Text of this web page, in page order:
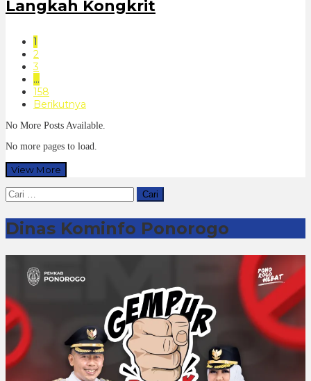
Langkah Kongkrit
1
2
3
…
158
Berikutnya
No More Posts Available.
No more pages to load.
View More
Cari
untuk:
Dinas Kominfo Ponorogo